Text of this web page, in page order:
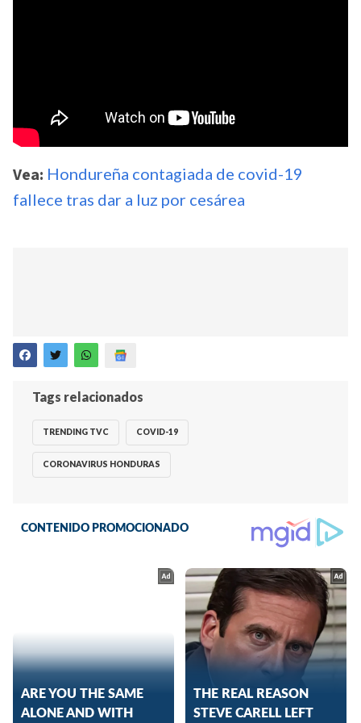
Vea: Hondureña contagiada de covid-19
fallece tras dar a luz por cesárea
Tags relacionados
TRENDING TVC COVID-19
CORONAVIRUS HONDURAS